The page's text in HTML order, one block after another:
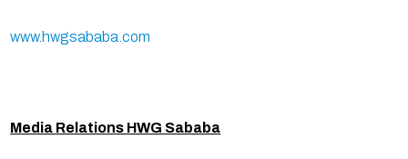
www.hwgsababa.com
Media Relations HWG Sababa